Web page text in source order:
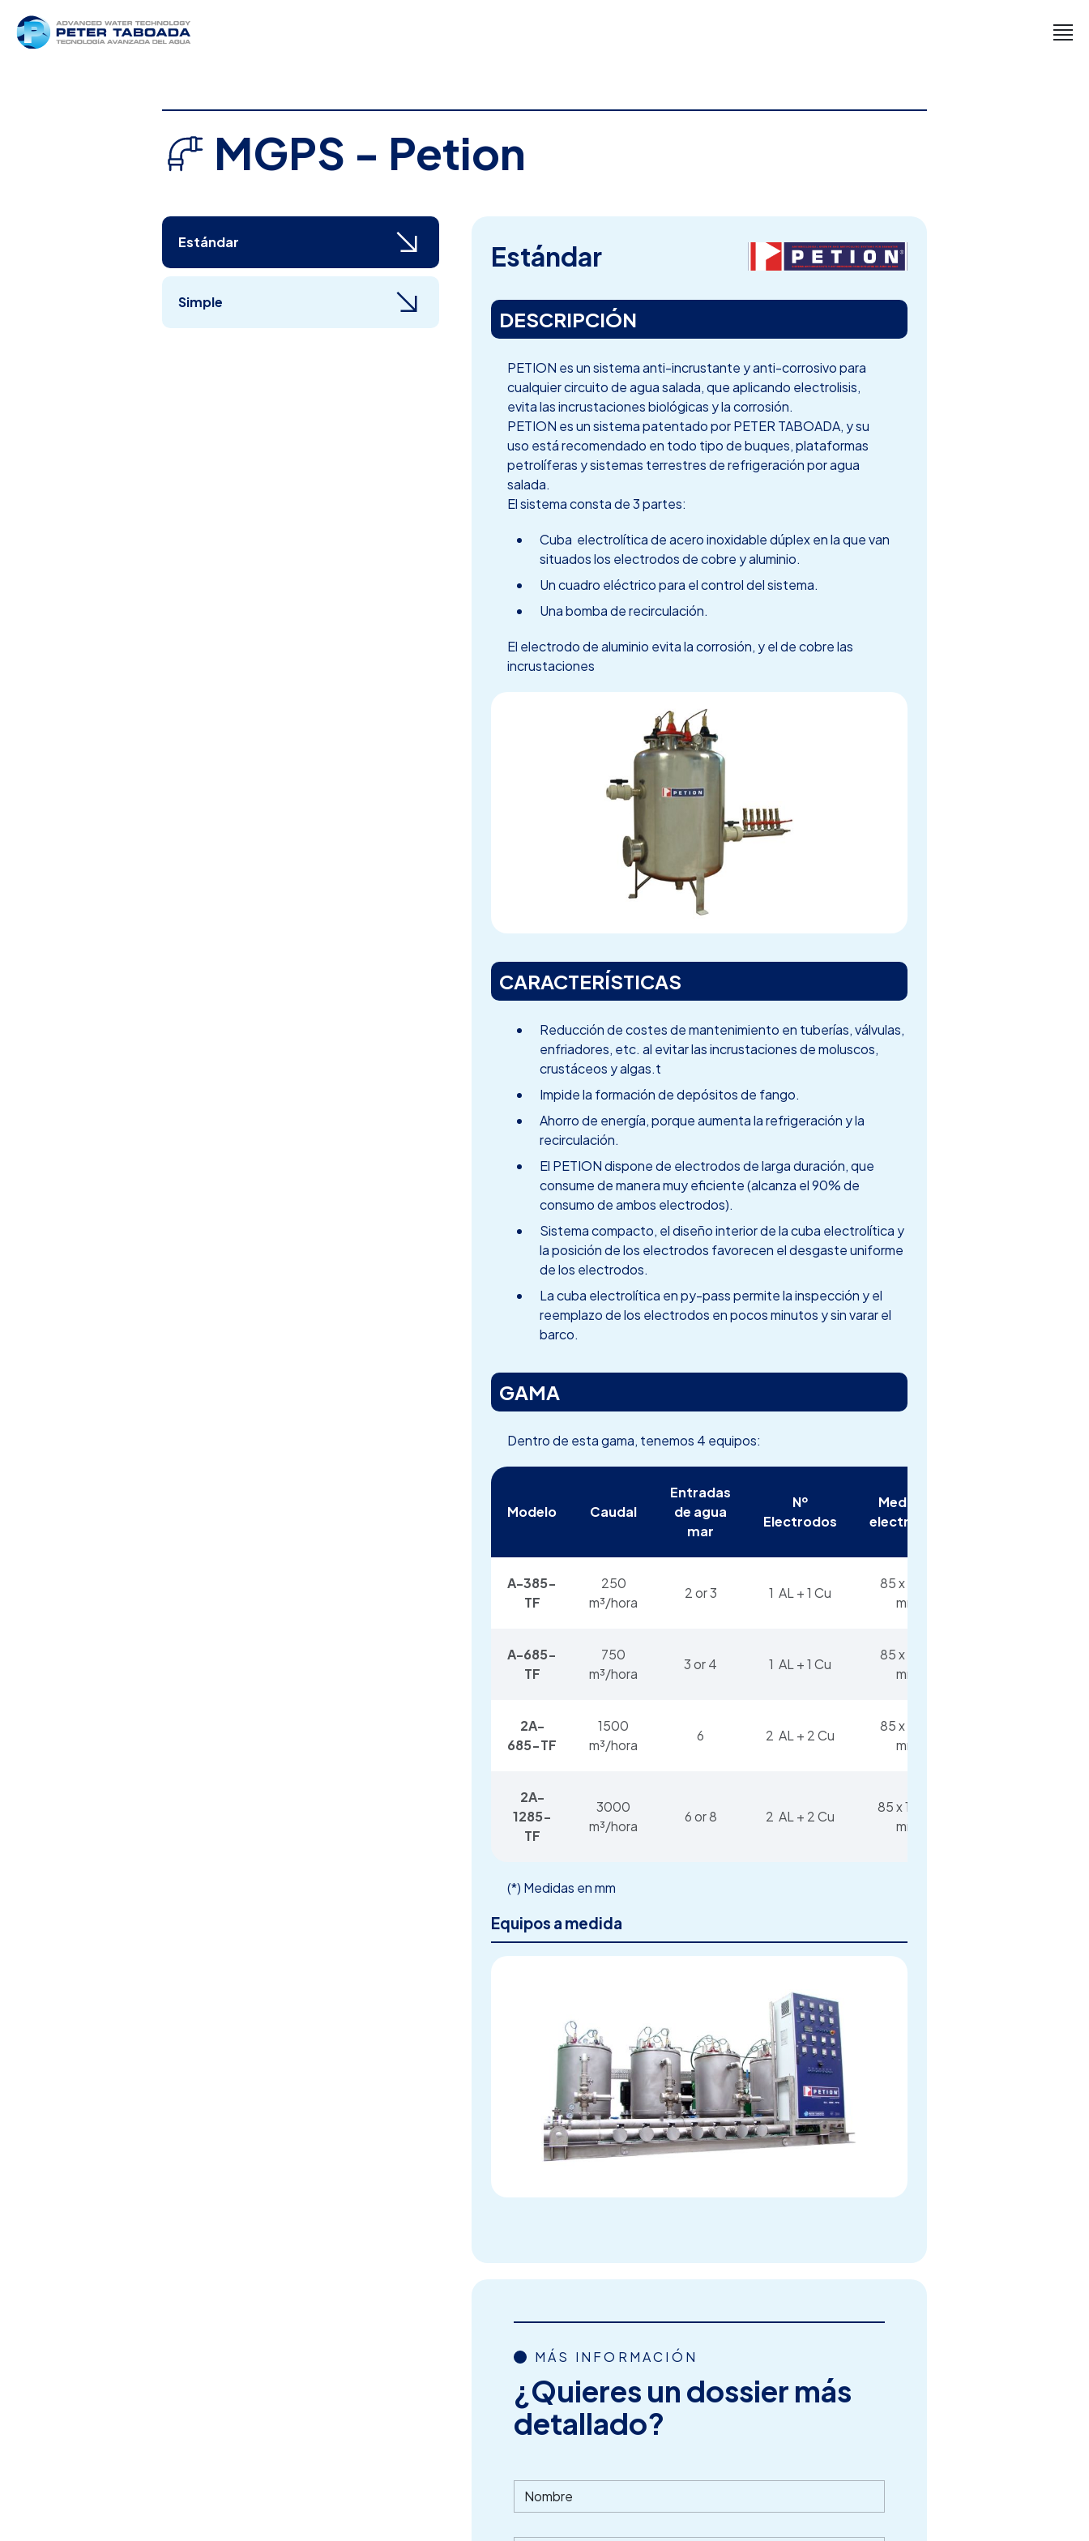
MGPS - Petion
Estándar
Simple
Estándar
DESCRIPCIÓN
PETION es un sistema anti-incrustante y anti-corrosivo para
cualquier circuito de agua salada, que aplicando electrolisis,
evita las incrustaciones biológicas y la corrosión.
PETION es un sistema patentado por PETER TABOADA, y su
uso está recomendado en todo tipo de buques, plataformas
petrolíferas y sistemas terrestres de refrigeración por agua
salada.
El sistema consta de 3 partes:
Cuba electrolítica de acero inoxidable dúplex en la que van
situados los electrodos de cobre y aluminio.
Un cuadro eléctrico para el control del sistema.
Una bomba de recirculación.
El electrodo de aluminio evita la corrosión, y el de cobre las
incrustaciones
CARACTERÍSTICAS
Reducción de costes de mantenimiento en tuberías, válvulas,
enfriadores, etc. al evitar las incrustaciones de moluscos,
crustáceos y algas.t
Impide la formación de depósitos de fango.
Ahorro de energía, porque aumenta la refrigeración y la
recirculación.
El PETION dispone de electrodos de larga duración, que
consume de manera muy eficiente (alcanza el 90% de
consumo de ambos electrodos).
Sistema compacto, el diseño interior de la cuba electrolítica y
la posición de los electrodos favorecen el desgaste uniforme
de los electrodos.
La cuba electrolítica en py-pass permite la inspección y el
reemplazo de los electrodos en pocos minutos y sin varar el
barco.
GAMA
Dentro de esta gama, tenemos 4 equipos:
Modelo Caudal
Entradas
de agua
mar
Nº
Electrodos
Medidas
electrodos
A-385-
TF
250
m³/hora
2 or 3 1 AL + 1 Cu
85 x 200
mm
A-685-
TF
750
m³/hora
3 or 4 1 AL + 1 Cu
85 x 600
mm
2A-
685-TF
1500
m³/hora
6 2 AL + 2 Cu
85 x 600
mm
2A-
1285-
TF
3000
m³/hora
6 or 8 2 AL + 2 Cu
85 x 1200
mm
(*) Medidas en mm
Equipos a medida
MÁS INFORMACIÓN
¿Quieres un dossier más
detallado?
Nombre